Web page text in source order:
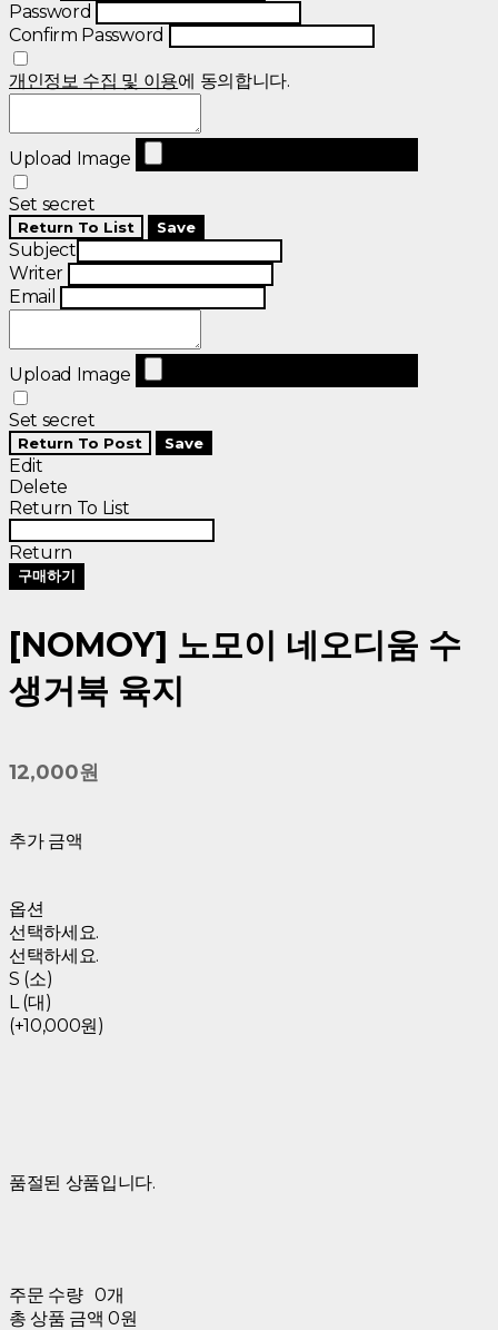
Password
Confirm Password
개인정보 수집 및 이용에 동의합니다.
Upload Image
Set secret
Return To List Save
Subject
Writer
Email
Upload Image
Set secret
Return To Post Save
Edit
Delete
Return To List
Return
구매하기
[NOMOY] 노모이 네오디움 수
생거북 육지
12,000원
추가 금액
옵션
선택하세요.
선택하세요.
S (소)
L (대)
(+10,000원)
품절된 상품입니다.
주문 수량 0개
총 상품 금액 0원